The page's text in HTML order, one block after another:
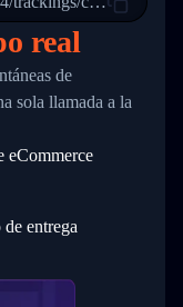
03-06 15:28:00",
"Shipment
real
de
sola llamada a la
eCommerce
entrega